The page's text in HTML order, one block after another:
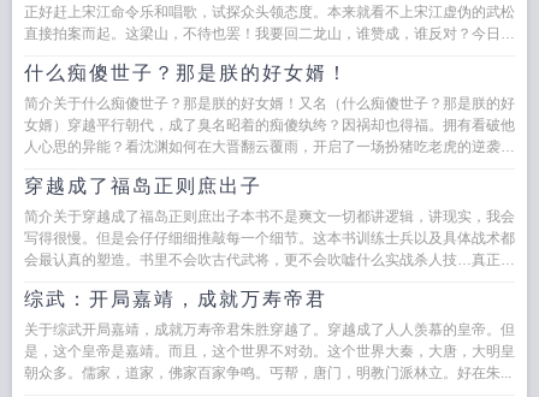
正好赶上宋江命令乐和唱歌，试探众头领态度。本来就看不上宋江虚伪的武松
直接拍案而起。这梁山，不待也罢！我要回二龙山，谁赞成，谁反对？今日一
什么痴傻世子？那是朕的好女婿！
简介关于什么痴傻世子？那是朕的好女婿！又名（什么痴傻世子？那是朕的好
女婿）穿越平行朝代，成了臭名昭着的痴傻纨绔？因祸却也得福。拥有看破他
人心思的异能？看沈渊如何在大晋翻云覆雨，开启了一场扮猪吃老虎的逆袭人
穿越成了福岛正则庶出子
简介关于穿越成了福岛正则庶出子本书不是爽文一切都讲逻辑，讲现实，我会
写得很慢。但是会仔仔细细推敲每一个细节。这本书训练士兵以及具体战术都
会最认真的塑造。书里不会吹古代武将，更不会吹嘘什么实战杀人技…真正的
综武：开局嘉靖，成就万寿帝君
关于综武开局嘉靖，成就万寿帝君朱胜穿越了。穿越成了人人羡慕的皇帝。但
是，这个皇帝是嘉靖。而且，这个世界不对劲。这个世界大秦，大唐，大明皇
朝众多。儒家，道家，佛家百家争鸣。丐帮，唐门，明教门派林立。好在朱...